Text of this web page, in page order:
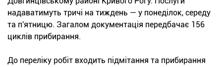
надаватимуть тричі на тиждень — у понеділок, середу
та п'ятницю. Загалом документація передбачає 156
циклів прибирання.
До переліку робіт входить підмітання та прибирання